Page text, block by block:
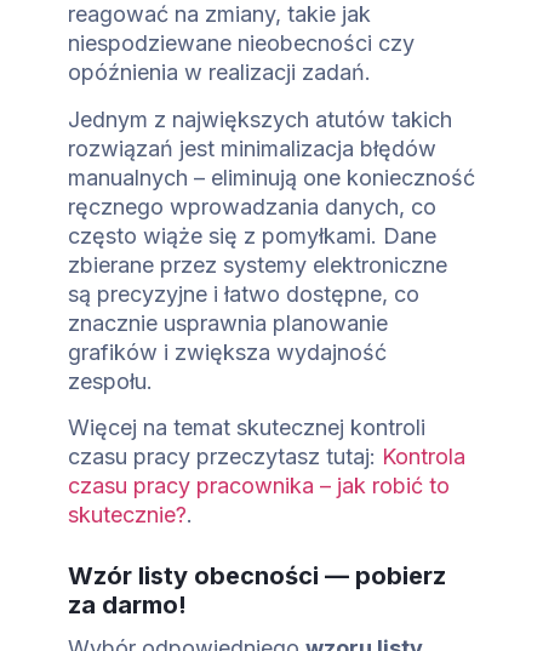
reagować na zmiany, takie jak
niespodziewane nieobecności czy
opóźnienia w realizacji zadań.
Jednym z największych atutów takich
rozwiązań jest minimalizacja błędów
manualnych – eliminują one konieczność
ręcznego wprowadzania danych, co
często wiąże się z pomyłkami. Dane
zbierane przez systemy elektroniczne
są precyzyjne i łatwo dostępne, co
znacznie usprawnia planowanie
grafików i zwiększa wydajność
zespołu.
Więcej na temat skutecznej kontroli
czasu pracy przeczytasz tutaj: Kontrola
czasu pracy pracownika – jak robić to
skutecznie?.
Wzór listy obecności — pobierz
za darmo!